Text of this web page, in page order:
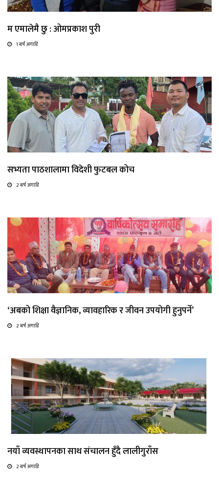
म एमालेमै छु : ओमप्रकाश पुरी
1 बर्ष अगाडि
सभ्यता पाठशालामा विदेशी फुटबल कोच
2 बर्ष अगाडि
‘अबको शिक्षा वैज्ञानिक, व्यावहारिक र जीवन उपयोगी हुनुपर्ने’
2 बर्ष अगाडि
नयाँ व्यवस्थापनका साथ संचालन हुँदै लालीगुराँस
2 बर्ष अगाडि